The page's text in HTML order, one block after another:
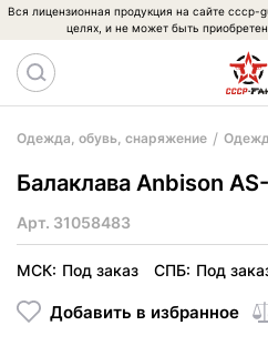
Вся лицензионная продукция на сайте cccp-
целях, и не может быть
Одежда, обувь, снаряжение
Балаклава Anbison
Арт. 31058483
МСК: Под заказ СПБ: Под
Добавить в избранное